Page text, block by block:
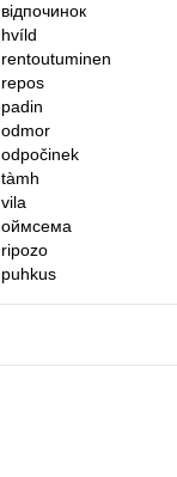
відпочинок
hvíld
rentoutuminen
repos
padin
odmor
odpočinek
tàmh
vila
оймсема
ripozo
puhkus